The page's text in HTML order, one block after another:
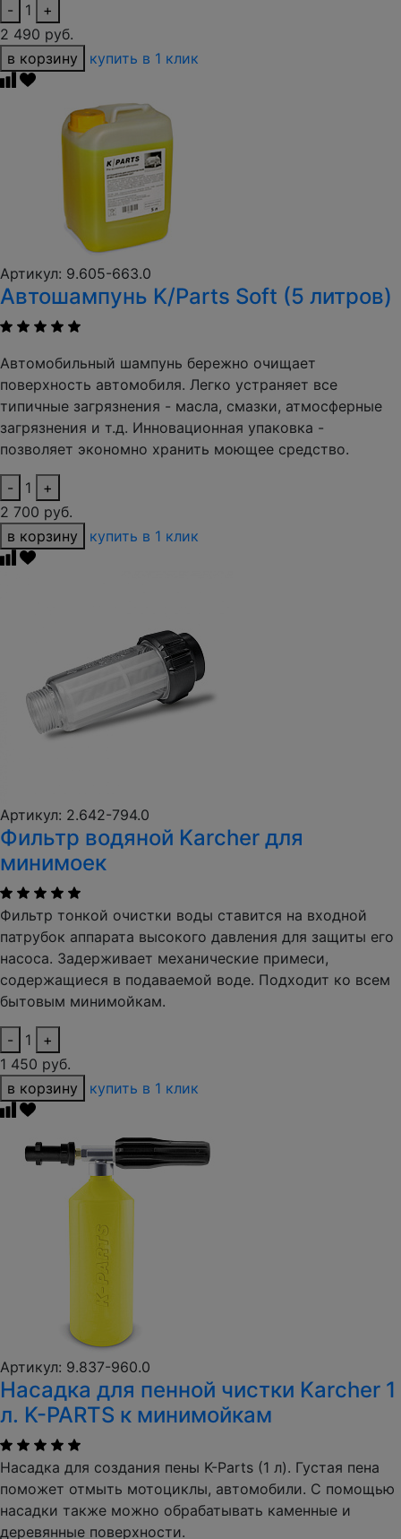
- 1
+
2 490 руб.
в корзину
купить в 1 клик
Артикул: 9.605-663.0
Автошампунь K/Parts Soft (5 литров)
Автомобильный шампунь бережно очищает
поверхность автомобиля. Легко устраняет все
типичные загрязнения - масла, смазки, атмосферные
загрязнения и т.д. Инновационная упаковка -
позволяет экономно хранить моющее средство.
- 1
+
2 700 руб.
в корзину
купить в 1 клик
Артикул: 2.642-794.0
Фильтр водяной Karcher для
минимоек
Фильтр тонкой очистки воды ставится на входной
патрубок аппарата высокого давления для защиты его
насоса. Задерживает механические примеси,
содержащиеся в подаваемой воде. Подходит ко всем
бытовым минимойкам.
- 1
+
1 450 руб.
в корзину
купить в 1 клик
Артикул: 9.837-960.0
Насадка для пенной чистки Karcher 1
л. K-PARTS к минимойкам
Насадка для создания пены K-Parts (1 л). Густая пена
поможет отмыть мотоциклы, автомобили. С помощью
насадки также можно обрабатывать каменные и
деревянные поверхности.